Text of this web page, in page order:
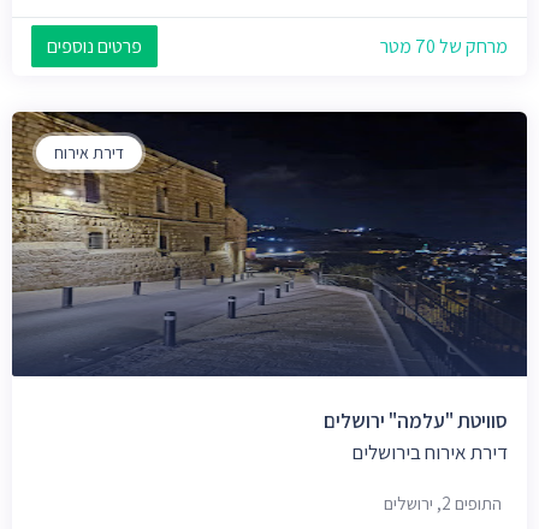
מרחק של 70 מטר פרטים נוספים
דירת אירוח
סוויטת "עלמה" ירושלים
דירת אירוח בירושלים
התופים 2, ירושלים